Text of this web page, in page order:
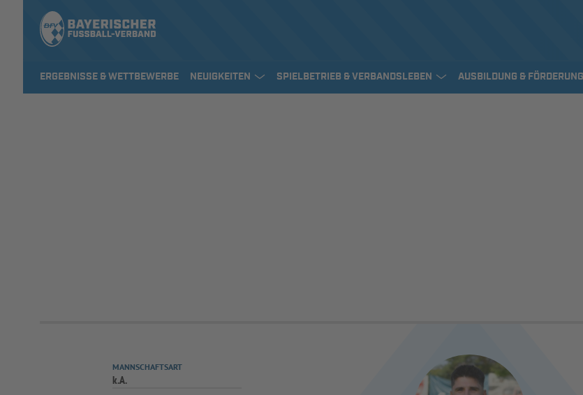
ERGEBNISSE & WETTBEWERBE NEUIGKEITEN SPIELBETRIEB & VERBANDSLEBEN AUSBILDUNG & FÖRDERUNG
MANNSCHAFTSART
k.A.